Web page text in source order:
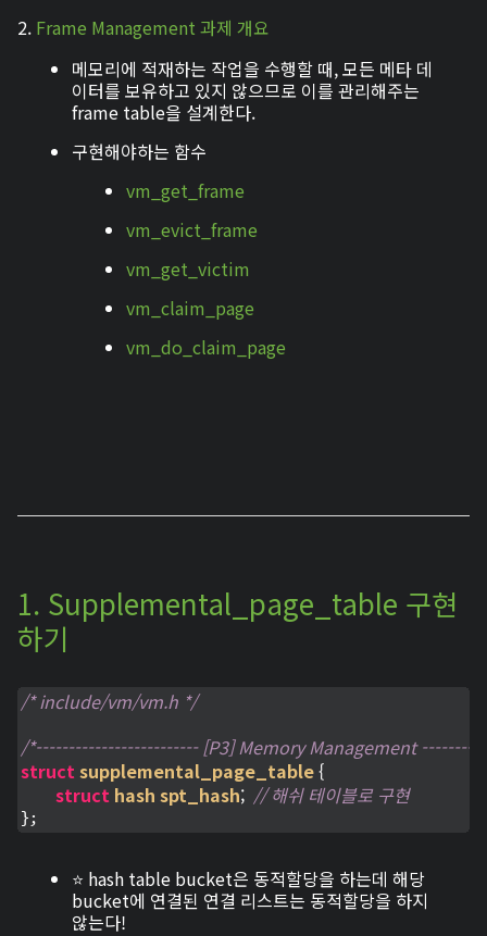
2. Frame Management 과제 개요
메모리에 적재하는 작업을 수행할 때, 모든 메타 데
이터를 보유하고 있지 않으므로 이를 관리해주는
frame table을 설계한다.
구현해야하는 함수
vm_get_frame
vm_evict_frame
vm_get_victim
vm_claim_page
vm_do_claim_page
1. Supplemental_page_table 구현
하기
/* include/vm/vm.h */
/*------------------------- [P3] Memory Management
structsupplemental_page_table {
struct hash spt_hash; // 해쉬 테이블로 구현
};
⭐ hash table bucket은 동적할당을 하는데 해당
bucket에 연결된 연결 리스트는 동적할당을 하지
않는다!